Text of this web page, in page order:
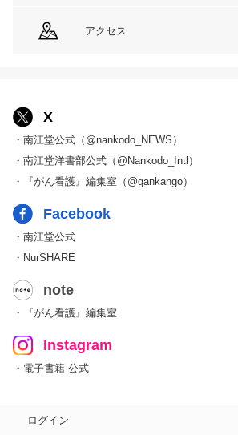
アクセス
X
・南江堂公式（@nankodo_NEWS）
・南江堂洋書部公式（@Nankodo_Intl）
・『がん看護』編集室（@gankango）
Facebook
・南江堂公式
・NurSHARE
note
・『がん看護』編集室
Instagram
・電子書籍 公式
ログイン